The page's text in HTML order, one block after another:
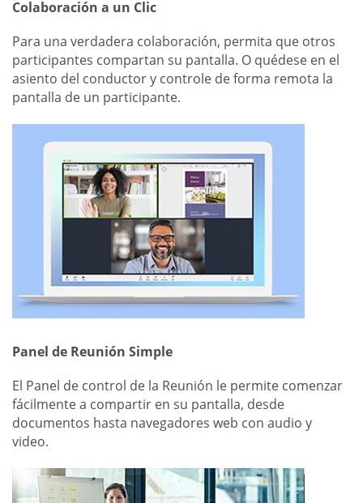
Colaboración a un Clic
Para una verdadera colaboración, permita que otros
participantes compartan su pantalla. O quédese en el
asiento del conductor y controle de forma remota la
pantalla de un participante.
Panel de Reunión Simple
El Panel de control de la Reunión le permite comenzar
fácilmente a compartir en su pantalla, desde
documentos hasta navegadores web con audio y
video.